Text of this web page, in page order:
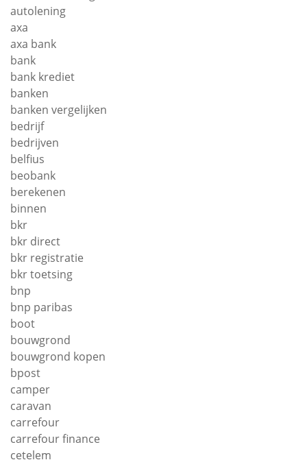
autolening
axa
axa bank
bank
bank krediet
banken
banken vergelijken
bedrijf
bedrijven
belfius
beobank
berekenen
binnen
bkr
bkr direct
bkr registratie
bkr toetsing
bnp
bnp paribas
boot
bouwgrond
bouwgrond kopen
bpost
camper
caravan
carrefour
carrefour finance
cetelem